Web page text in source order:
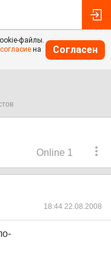
файлы.
согласие на
Согласен
Online 1
18:44 22.08.2008